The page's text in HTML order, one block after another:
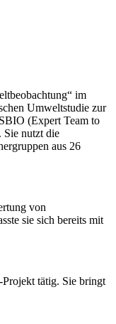
im
Umweltstudie zur
(Expert Team to
nutzt die
aus 26
von
sie sich bereits mit
tätig. Sie bringt